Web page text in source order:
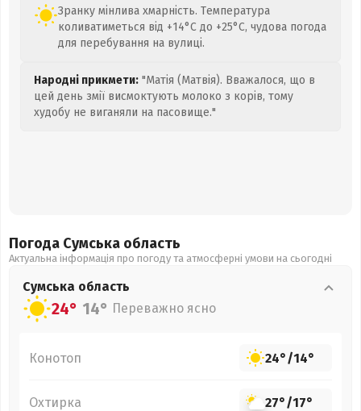
Зранку мінлива хмарність. Температура
коливатиметься від +14°C до +25°C, чудова погода
для перебування на вулиці.
Народні прикмети: "Матія (Матвія). Вважалося, що в
цей день змії висмоктують молоко з корів, тому
худобу не виганяли на пасовище."
Погода Сумська область
Актуальна інформація про погоду та атмосферні умови на сьогодні
Сумська область
24° 14° Переважно ясно
Конотоп 24°/14°
Охтирка 27°/17°